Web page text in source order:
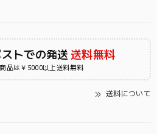
トでの発送 送料無料
品は￥5000以上送料無料
送料について